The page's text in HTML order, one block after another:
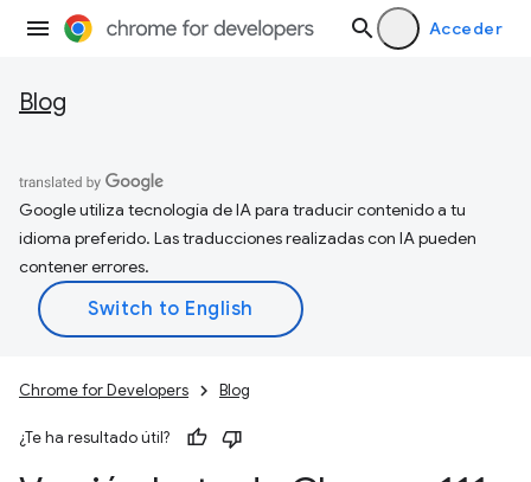
Acceder
Blog
Google utiliza tecnología de IA para traducir contenido a tu
idioma preferido. Las traducciones realizadas con IA pueden
contener errores.
Chrome for Developers Blog
¿Te ha resultado útil?